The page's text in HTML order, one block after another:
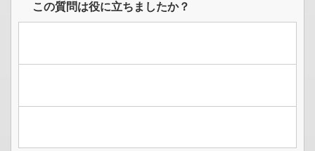
この質問は役に立ちましたか？